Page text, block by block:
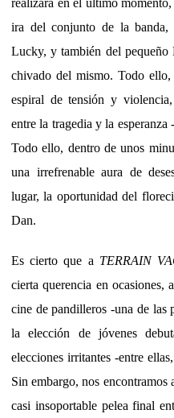
realizará en el último
ira del conjunto de la
Lucky, y también del pequeño
chivado del mismo. Todo
espiral de tensión y
entre la tragedia y la esperanza
Todo ello, dentro de unos
una irrefrenable aura de
lugar, la oportunidad del
Dan.
Es cierto que a TERRAIN
cierta querencia en
cine de pandilleros -una de las
la elección de jóvenes
elecciones irritantes -entre
Sin embargo, nos
casi insoportable pelea final